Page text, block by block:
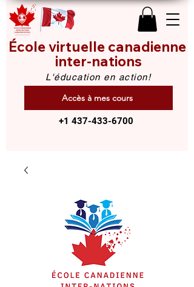
École virtuelle canadienne
inter-nations
L'éducation en action!
+1 437-433-6700
Accès à mes cours